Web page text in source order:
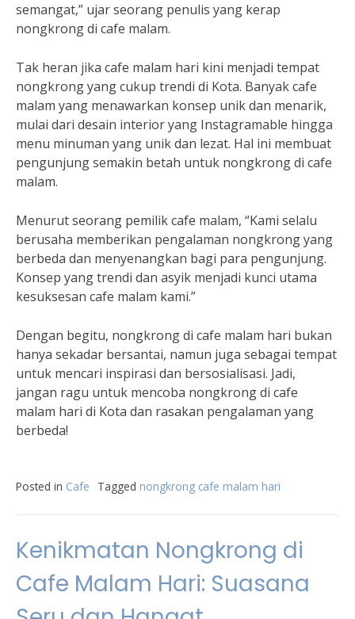
semangat,” ujar seorang penulis yang kerap
nongkrong di cafe malam.
Tak heran jika cafe malam hari kini menjadi tempat
nongkrong yang cukup trendi di Kota. Banyak cafe
malam yang menawarkan konsep unik dan menarik,
mulai dari desain interior yang Instagramable hingga
menu minuman yang unik dan lezat. Hal ini membuat
pengunjung semakin betah untuk nongkrong di cafe
malam.
Menurut seorang pemilik cafe malam, “Kami selalu
berusaha memberikan pengalaman nongkrong yang
berbeda dan menyenangkan bagi para pengunjung.
Konsep yang trendi dan asyik menjadi kunci utama
kesuksesan cafe malam kami.”
Dengan begitu, nongkrong di cafe malam hari bukan
hanya sekadar bersantai, namun juga sebagai tempat
untuk mencari inspirasi dan bersosialisasi. Jadi,
jangan ragu untuk mencoba nongkrong di cafe
malam hari di Kota dan rasakan pengalaman yang
berbeda!
Posted in Cafe Tagged nongkrong cafe malam hari
Kenikmatan Nongkrong di
Cafe Malam Hari: Suasana